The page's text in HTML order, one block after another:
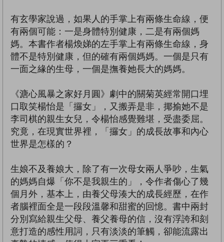
有玄學家說過，如果人的手掌上有兩條生命線，便
有兩個可能：一是身體特別健康，二是有兩個媽
媽。本書作者楊煥娣的左手掌上有兩條生命線，身
體不是特別健康，但的確有兩個媽媽。一個是只有
一面之緣的生母，一個是撫養她長大的媽媽。
《溏心風暴之家好月圓》劇中的關菊英經常開口埋
口取笑楊怡是「攞女」，又搬弄是非，揶揄她不是
李司棋的親生女兒，令楊怡感覺難堪，受盡委屈。
究竟，在現實世界裡，「攞女」的成長故事和內心
世界是怎樣的？
生娘不及養娘大，除了有一次母女兩人爭吵，生氣
的媽媽自爆「你不是我親生的」，令作者傷心了幾
個月外，基本上，由養父母湊大的成長經歷，在作
者腦裡面全是一段段溫馨和甜蜜的回憶。書中兩封
分別寫給親生父母、養父養母的信，沒有浮誇和刻
意打造的感性用詞，只有淡淡的筆觸，卻能流露出